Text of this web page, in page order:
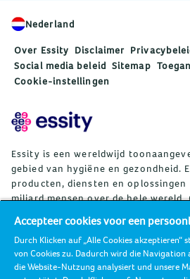
Nederland
Over Essity Disclaimer
Social media beleid Sitemap
Cookie-instellingen
Essity is een wereldwijd
gebied van hygiëne en gezondheid.
producten, diensten en
miljard mensen over de hele wereld.
consumenten, patiënten,
samenleving. De verkoop van de
wereldwijde merken TENA en Tork
zoals Actimove, Cutimed, JOBST,
Accepteer cookies voor een
Durch Klicken auf „Alle Cookies akzeptieren“
von Cookies zu. Dadurch wird die Navigation
die Website-Nutzung analysiert und unsere